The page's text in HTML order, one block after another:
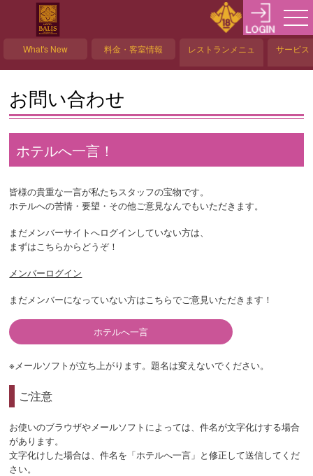
What's New 料金・客室情報
レストランメニュ
ー
サービス
報
お問い合わせ
ホテルへ一言！
皆様の貴重な一言が私たちスタッフの宝物です。
ホテルへの苦情・要望・その他ご意見なんでもいただきます。
まだメンバーサイトへログインしていない方は、
まずはこちらからどうぞ！
メンバーログイン
まだメンバーになっていない方はこちらでご意見いただきます！
ホテルへ一言
※メールソフトが立ち上がります。題名は変えないでください。
ご注意
お使いのブラウザやメールソフトによっては、件名が文字化けする場合
があります。
文字化けした場合は、件名を「ホテルへ一言」と修正して送信してくだ
さい。